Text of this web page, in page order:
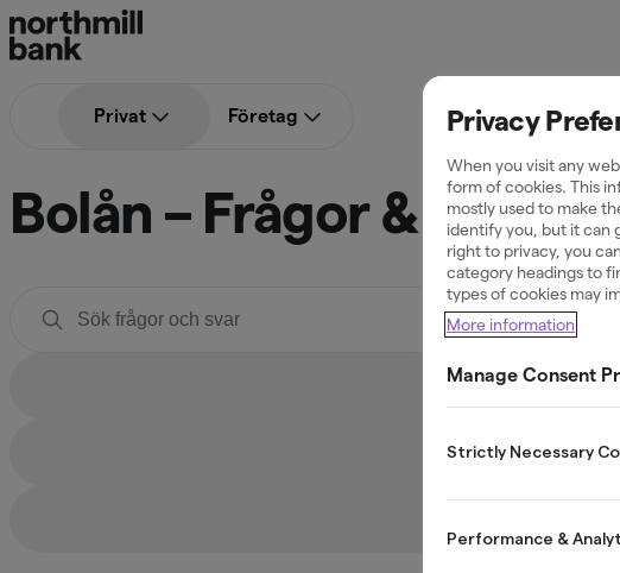
Privat Företag
Bolån – Frågor & Svar
Privacy
When you visit any
form of cookies. This
mostly used to make
identify you, but it can
right to privacy, you
category headings to
types of cookies may
More information
Manage Consent
Strictly Necessary
Performance &